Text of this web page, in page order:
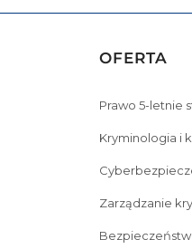
OFERTA
Prawo 5-letnie
Kryminologia i
Zarządzanie